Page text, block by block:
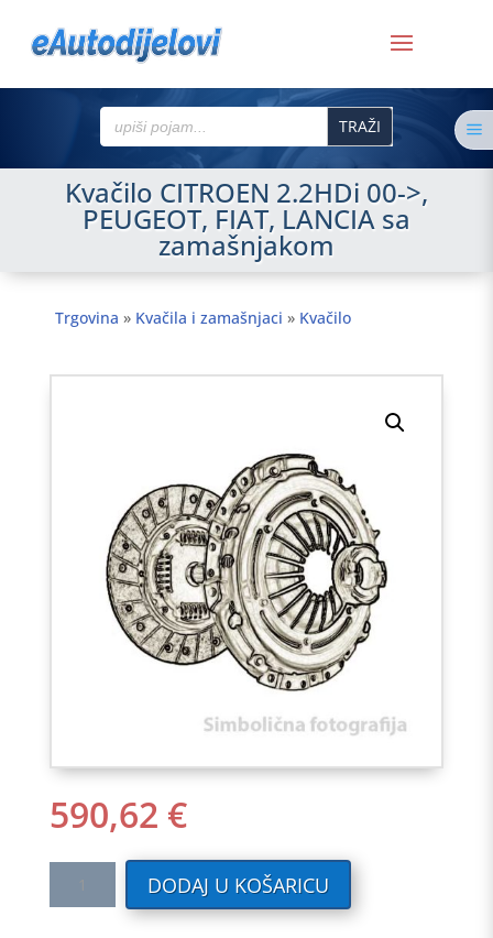
Search
for:
Kvačilo CITROEN 2.2HDi 00->,
PEUGEOT, FIAT, LANCIA sa
zamašnjakom
Trgovina » Kvačila i zamašnjaci » Kvačilo
590,62 €
DODAJ U KOŠARICU
a